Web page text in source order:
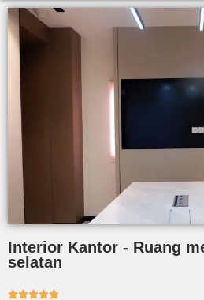
Interior Kantor - Ruang
selatan
